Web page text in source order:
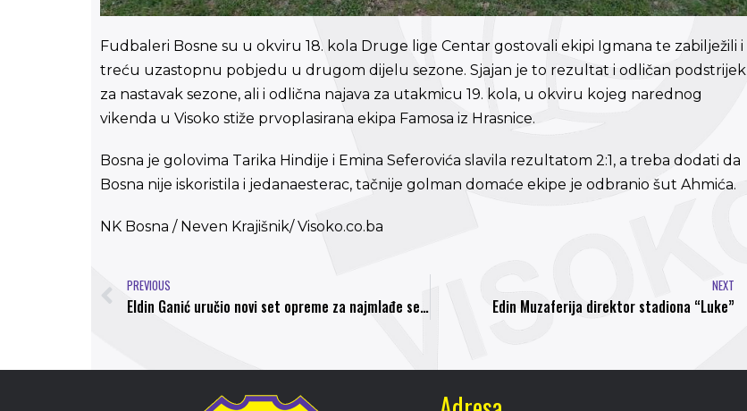
Fudbaleri Bosne su u okviru 18. kola Druge lige Centar gostovali ekipi Igmana te zabilježili i
treću uzastopnu pobjedu u drugom dijelu sezone. Sjajan je to rezultat i odličan podstrijek
za nastavak sezone, ali i odlična najava za utakmicu 19. kola, u okviru kojeg narednog
vikenda u Visoko stiže prvoplasirana ekipa Famosa iz Hrasnice.
Bosna je golovima Tarika Hindije i Emina Seferovića slavila rezultatom 2:1, a treba dodati da
Bosna nije iskoristila i jedanaesterac, tačnije golman domaće ekipe je odbranio šut Ahmića.
NK Bosna / Neven Krajišnik/ Visoko.co.ba
PREVIOUS
Eldin Ganić uručio novi set opreme za najmlađe selekcije NK Bosna
NEXT
Edin Muzaferija direktor stadiona “Luke”